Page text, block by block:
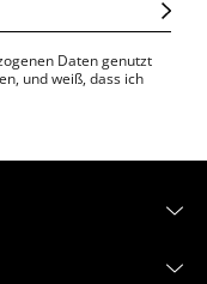
Daten genutzt
und weiß, dass ich